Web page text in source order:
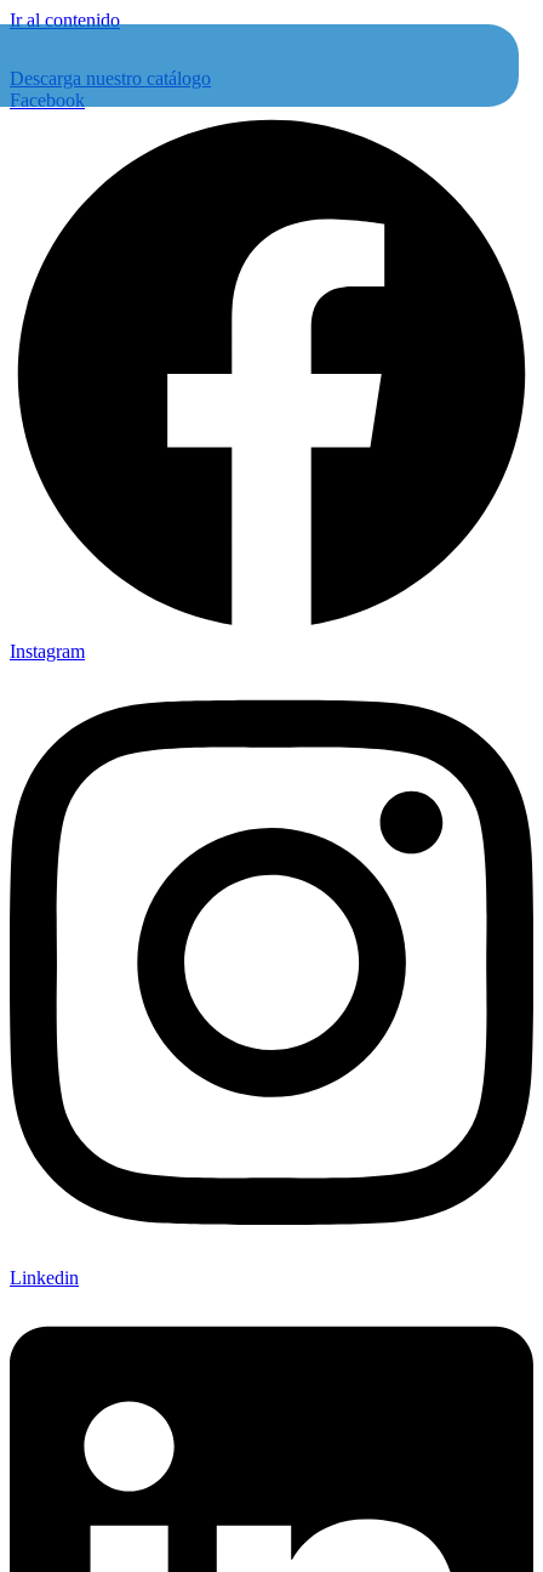
Ir al contenido
Descarga nuestro catálogo
Facebook
Instagram
Linkedin